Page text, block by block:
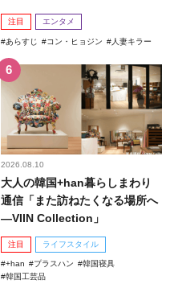
注目 エンタメ
あらすじ コン・ヒョジン 人妻キラー
2026.08.10
大人の韓国+han暮らしまわり
通信「また訪ねたくなる場所へ
―VIIN Collection」
注目 ライフスタイル
+han プラスハン
韓国寝具
韓国工芸品